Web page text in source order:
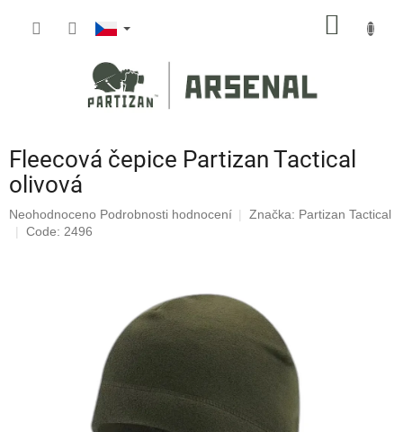
Fleecová čepice Partizan Tactical
olivová
Průměrné
hodnocení
Neohodnoceno Podrobnosti hodnocení Značka: Partizan Tactical
Code: 2496